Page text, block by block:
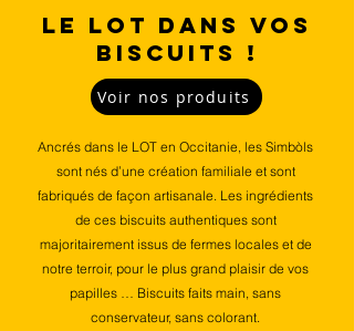
LE LOT DANS VOS
BISCUITS !
Voir nos produits
Ancrés dans le LOT en Occitanie, les Simbòls
sont nés d’une création familiale et sont
fabriqués de façon artisanale. Les ingrédients
de ces biscuits authentiques sont
majoritairement issus de fermes locales et de
notre terroir, pour le plus grand plaisir de vos
papilles … Biscuits faits main, sans
conservateur, sans colorant.